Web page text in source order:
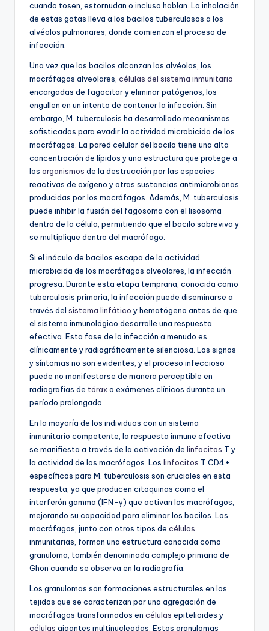
cuando tosen, estornudan o incluso hablan. La inhalación
de estas gotas lleva a los bacilos tuberculosos a los
alvéolos pulmonares, donde comienzan el proceso de
infección.
Una vez que los bacilos alcanzan los alvéolos, los
macrófagos alveolares, células del sistema inmunitario
encargadas de fagocitar y eliminar patógenos, los
engullen en un intento de contener la infección. Sin
embargo, M. tuberculosis ha desarrollado mecanismos
sofisticados para evadir la actividad microbicida de los
macrófagos. La pared celular del bacilo tiene una alta
concentración de lípidos y una estructura que protege a
los organismos de la destrucción por las especies
reactivas de oxígeno y otras sustancias antimicrobianas
producidas por los macrófagos. Además, M. tuberculosis
puede inhibir la fusión del fagosoma con el lisosoma
dentro de la célula, permitiendo que el bacilo sobreviva y
se multiplique dentro del macrófago.
Si el inóculo de bacilos escapa de la actividad
microbicida de los macrófagos alveolares, la infección
progresa. Durante esta etapa temprana, conocida como
tuberculosis primaria, la infección puede diseminarse a
través del sistema linfático y hematógeno antes de que
el sistema inmunológico desarrolle una respuesta
efectiva. Esta fase de la infección a menudo es
clínicamente y radiográficamente silenciosa. Los signos
y síntomas no son evidentes, y el proceso infeccioso
puede no manifestarse de manera perceptible en
radiografías de tóraxo exámenes clínicos durante un
período prolongado.
En la mayoría de los individuos con un sistema
inmunitario competente, la respuesta inmune efectiva
se manifiesta a través de la activación de linfocitos T y
la actividad de los macrófagos. Los linfocitos T CD4+
específicos para M. tuberculosis son cruciales en esta
respuesta, ya que producen citoquinas como el
interferón gamma (IFN-γ) que activan los macrófagos,
mejorando su capacidad para eliminar los bacilos. Los
macrófagos, junto con otros tipos de células
inmunitarias, forman una estructura conocida como
granuloma, también denominada complejo primario de
Ghon cuando se observa en la radiografía.
Los granulomas son formaciones estructurales en los
tejidos que se caracterizan por una agregación de
macrófagos transformados en células epitelioides y
células gigantes multinucleadas. Estos granulomas